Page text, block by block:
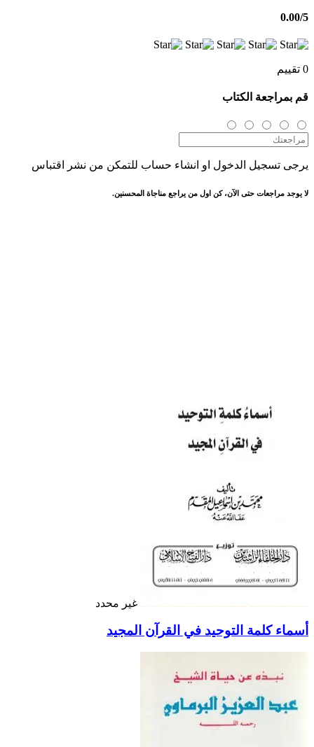
0.00/5
0 تقييم
قم بمراجعة الكتاب
يرجى تسجيل الدخول او انشاء حساب للتمكن من نشر اقتباس
لا يوجد مراجعات حتى الآن، كن اول من يراجع مناجاة المحسنين.
غير محدد
أسماء كلمة التوحيد في القرآن المجيد